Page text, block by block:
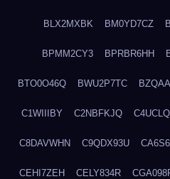
BLX2MXBK BM0YD7CZ
BPMM2CY3 BPRBR6HH
BTO0O46Q BWU2P7TC
C1WIIIBY C2NBFKJQ
C8DAVWHN C9QDX93U
CEHI7ZEH CELY834R